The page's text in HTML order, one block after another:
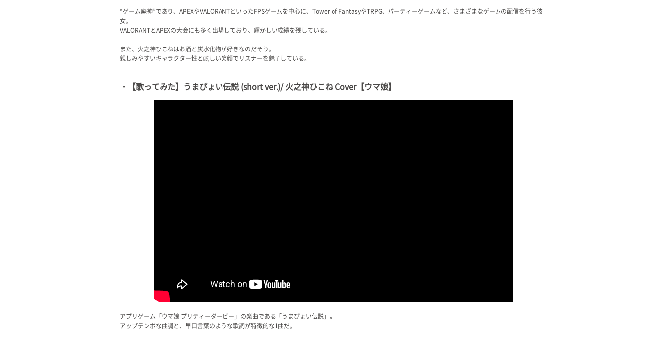
“ゲーム廃神”であり、APEXやVALORANTといったFPSゲームを中心に、Tower of FantasyやTRPG、パーティーゲームなど、さまざまなゲームの配信を行う彼
女。
VALORANTとAPEXの大会にも多く出場しており、輝かしい成績を残している。
また、火之神ひこねはお酒と炭水化物が好きなのだそう。
親しみやすいキャラクター性と眩しい笑顔でリスナーを魅了している。
・【歌ってみた】うまぴょい伝説 (short ver.)/ 火之神ひこね Cover【ウマ娘】
アプリゲーム「ウマ娘 プリティーダービー」の楽曲である「うまぴょい伝説」。
アップテンポな曲調と、早口言葉のような歌詞が特徴的な1曲だ。